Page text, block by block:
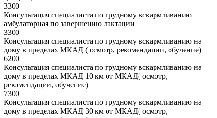
3300
Консультация специалиста по грудному вскармливанию
амбулаторная по завершению лактации
3300
Консультация специалиста по грудному вскармливанию на
дому в пределах МКАД ( осмотр, рекомендации, обучение)
6200
Консультация специалиста по грудному вскармливанию на
дому в пределах МКАД 10 км от МКАД( осмотр,
рекомендации, обучение)
7300
Консультация специалиста по грудному вскармливанию на
дому в пределах МКАД 30 км от МКАД( осмотр,